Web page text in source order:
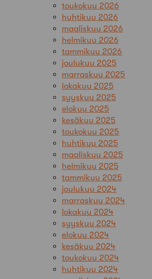
toukokuu 2026
huhtikuu 2026
maaliskuu 2026
helmikuu 2026
tammikuu 2026
joulukuu 2025
marraskuu 2025
lokakuu 2025
syyskuu 2025
elokuu 2025
kesäkuu 2025
toukokuu 2025
huhtikuu 2025
maaliskuu 2025
helmikuu 2025
tammikuu 2025
joulukuu 2024
marraskuu 2024
lokakuu 2024
syyskuu 2024
elokuu 2024
kesäkuu 2024
toukokuu 2024
huhtikuu 2024